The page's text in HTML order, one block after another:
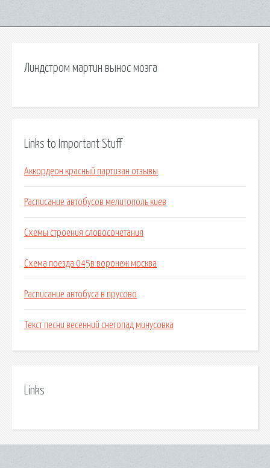
Линдстром мартин вынос мозга
Links to Important Stuff
Аккордеон красный партизан отзывы
Расписание автобусов мелитополь киев
Схемы строения словосочетания
Схема поезда 045в воронеж москва
Расписание автобуса в прусово
Текст песни весенний снегопад минусовка
Links